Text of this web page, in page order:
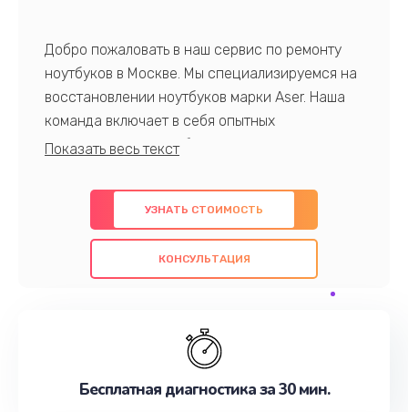
Добро пожаловать в наш сервис по ремонту
ноутбуков в Москве. Мы специализируемся на
восстановлении ноутбуков марки Aser. Наша
команда включает в себя опытных
профессионалов с обширными знаниями и
предлагаем быстрый и качественный ремонт с
использованием оригинальных компонентов, а
также гарантируем качество всех
проведенных работ. Наша цель - предоставить
наилучшим образом. Не медлите записаться на
УЗНАТЬ СТОИМОСТЬ
КОНСУЛЬТАЦИЯ
Бесплатная диагностика за 30 мин.